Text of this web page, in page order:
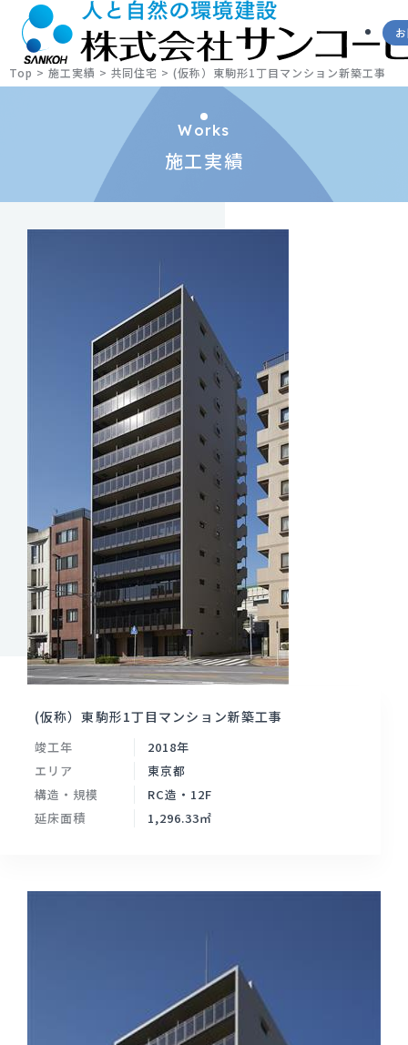
Top > 施工実績 > 共同住宅 >(仮称）東駒形1丁目マンション新築工事
Works
施工実績
(仮称）東駒形1丁目マンション新築工事
竣工年
2018年
エリア
東京都
構造・規模
RC造・12F
延床面積
1,296.33㎡